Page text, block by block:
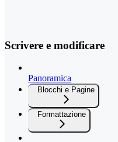
Scrivere e modificare
Panoramica
Blocchi e Pagine
Formattazione